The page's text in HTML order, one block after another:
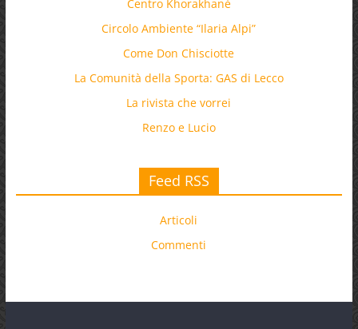
Centro Khorakhanè
Circolo Ambiente “Ilaria Alpi”
Come Don Chisciotte
La Comunità della Sporta: GAS di Lecco
La rivista che vorrei
Renzo e Lucio
Feed RSS
Articoli
Commenti